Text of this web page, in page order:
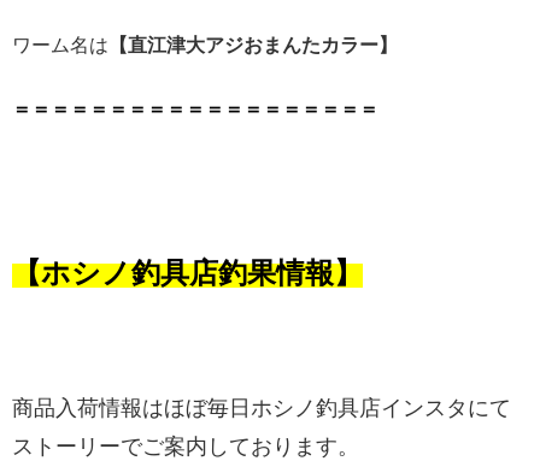
ワーム名は 【直江津大アジおまんたカラー】
＝＝＝＝＝＝＝＝＝＝＝＝＝＝＝＝＝＝＝
​【ホシノ釣具店釣果情報】​​​
​商品入荷情報はほぼ毎日ホシノ釣具店インスタにて
ストーリーでご案内しております。